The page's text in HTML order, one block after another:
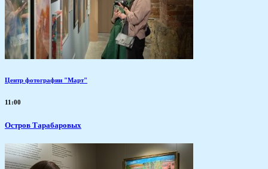
Центр фотографии "Март"
11:00
Остров Тарабаровых